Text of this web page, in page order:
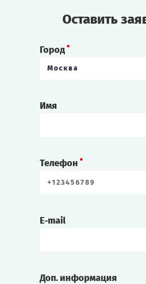
Оставить
Город
Москва
Имя
Телефон
E-mail
Доп. информация